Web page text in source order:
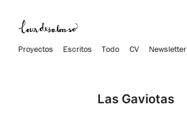
Proyectos Escritos Todo CV Newsletter
Las Gaviotas